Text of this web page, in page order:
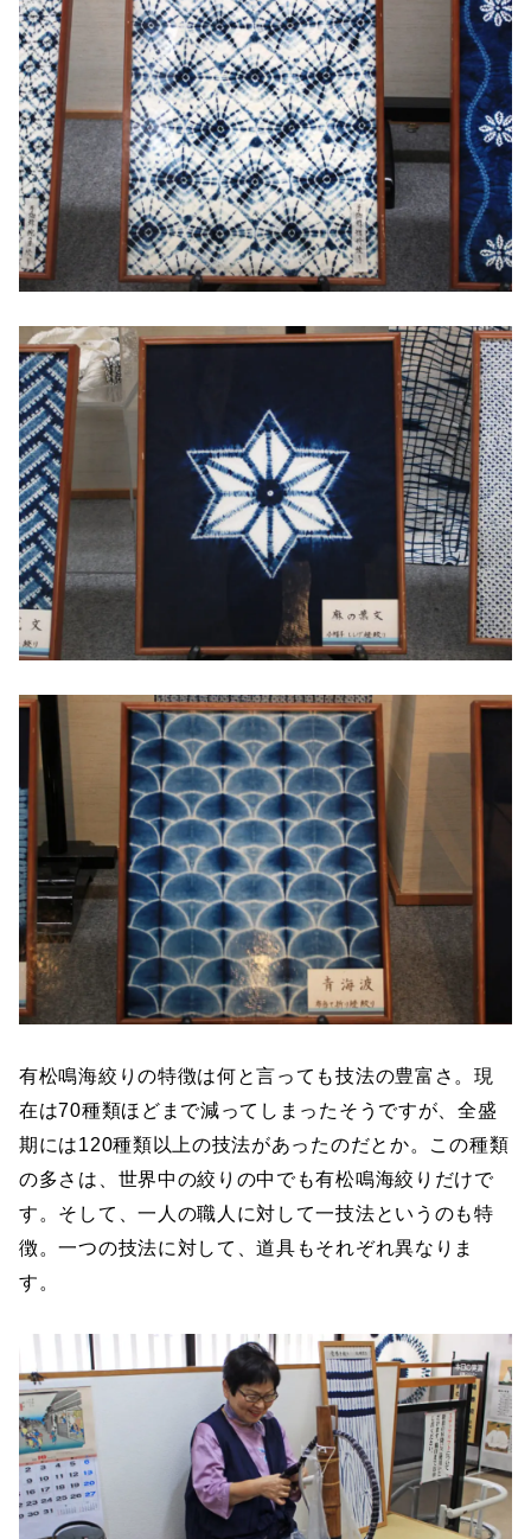
有松鳴海絞りの特徴は何と言っても技法の豊富さ。現
在は70種類ほどまで減ってしまったそうですが、全盛
期には120種類以上の技法があったのだとか。この種類
の多さは、世界中の絞りの中でも有松鳴海絞りだけで
す。そして、一人の職人に対して一技法というのも特
徴。一つの技法に対して、道具もそれぞれ異なりま
す。